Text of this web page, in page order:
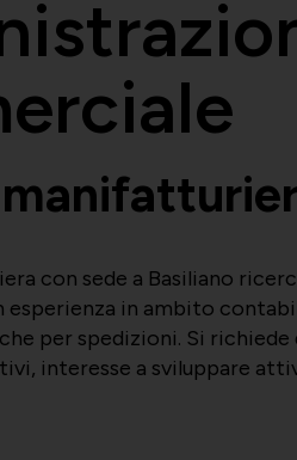
con sede a Basiliano
esperienza in ambito
per spedizioni. Si
interesse a sviluppare